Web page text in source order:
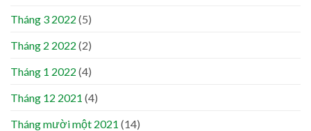
Tháng 3 2022 (5)
Tháng 2 2022 (2)
Tháng 1 2022 (4)
Tháng 12 2021 (4)
Tháng mười một 2021 (14)